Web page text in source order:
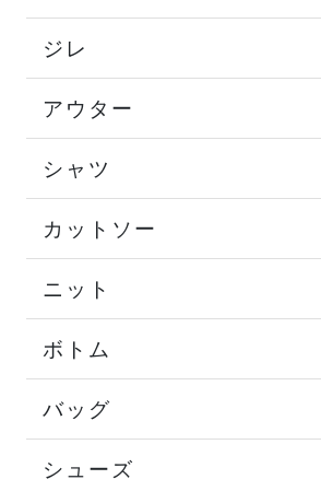
ジレ
アウター
シャツ
カットソー
ニット
ボトム
バッグ
シューズ